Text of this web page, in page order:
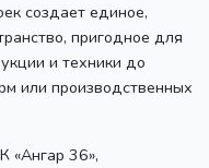
создает единое,
пригодное для
и техники до
или производственных
«Ангар 36»,